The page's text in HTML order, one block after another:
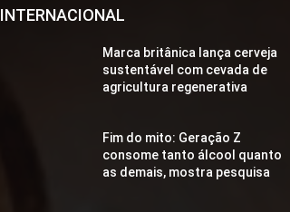
INTERNACIONAL
Marca britânica lança cerveja
sustentável com cevada de
agricultura regenerativa
Fim do mito: Geração Z
consome tanto álcool quanto
as demais, mostra pesquisa